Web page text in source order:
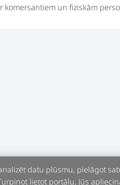
datu plūsmu, pielāgot
lietot portālu, Jūs